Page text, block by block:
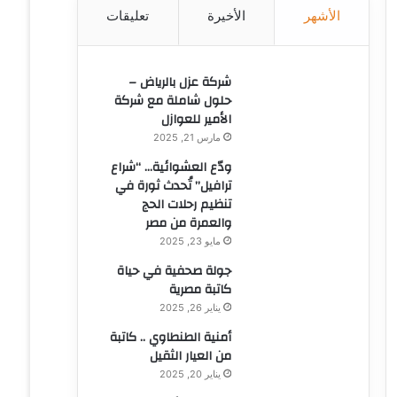
الأشهر الأخيرة تعليقات
شركة عزل بالرياض –
حلول شاملة مع شركة
الأمير للعوازل
مارس 21, 2025
ودّع العشوائية… “شراع
ترافيل” تُحدث ثورة في
تنظيم رحلات الحج
والعمرة من مصر
مايو 23, 2025
جولة صحفية في حياة
كاتبة مصرية
يناير 26, 2025
أمنية الطنطاوي .. كاتبة
من العيار الثقيل
يناير 20, 2025